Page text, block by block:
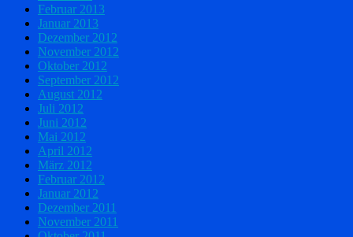
Februar 2013
Januar 2013
Dezember 2012
November 2012
Oktober 2012
September 2012
August 2012
Juli 2012
Juni 2012
Mai 2012
April 2012
März 2012
Februar 2012
Januar 2012
Dezember 2011
November 2011